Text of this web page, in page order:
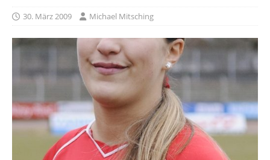
30. März 2009 Michael Mitsching